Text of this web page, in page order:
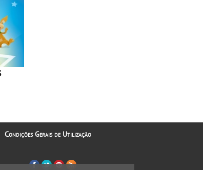
Condições Gerais de Utilização